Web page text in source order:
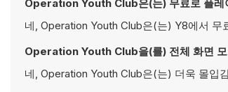
Operation Youth Club은(는) 무료로 플레
네, Operation Youth Club은(는) Y8에서 무
Operation Youth Club을(를) 전체 화면
네, Operation Youth Club은(는) 더욱 몰입